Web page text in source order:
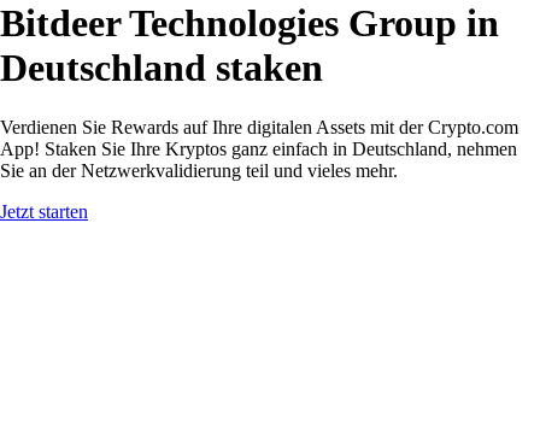
Bitdeer Technologies Group in
Deutschland staken
Verdienen Sie Rewards auf Ihre digitalen Assets mit der Crypto.com
App! Staken Sie Ihre Kryptos ganz einfach in Deutschland, nehmen
Sie an der Netzwerkvalidierung teil und vieles mehr.
Jetzt starten